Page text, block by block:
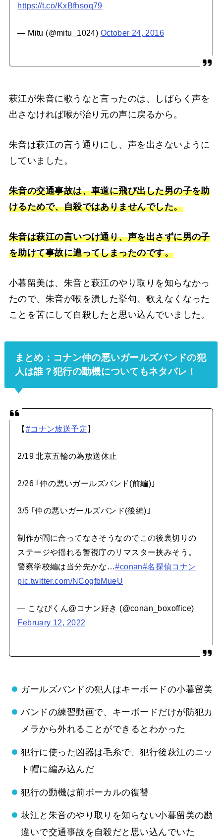
https://t.co/KxBfhsoq79
— Mitu (@mitu_1024) October 24, 2016
萩江が朱音に歌うなと言ったのは、しばらく声を
出さなければ喉が治り元の声に戻るから。
朱音は萩江の言う通りにし、声を出さないように
していました。
朱音の交通事故は、車道に飛び出した男の子を助
けるためで、自殺ではありませんでした。
朱音は萩江の言いつけ通り、声を出さずに男の子
を助けて事故に遭ってしまったのです。
小暮留美は、朱音と萩江のやり取りを知らなかっ
たので、朱音が喉を潰した挙句、歌えなくなった
ことを苦にして自殺したと思い込んでいました。
まとめ：コナン仲の悪いガールズバンドの犯
人は誰？犯行の動機についてもネタバレ！
【#コナン放送予定】
2/19 北京五輪の為放送休止
2/26 ｢仲の悪いガールズバンド(前編)｣
3/5 ｢仲の悪いガールズバンド(後編)｣
制作が間に合ってなさそうなのでこの後裏切りの
ステージや揺れる警視庁のリマスター挟みそう。
警察学校編は当分先かな…#conan#名探偵コナン
pic.twitter.com/NCogfbMueU
— こなぴくん@コナン好き (@conan_boxoffice)
February 12, 2022
ガールズバンドの犯人はキーボードの小暮留美
バンドの練習動画で、キーボードだけが防犯カ
メラから外れることができるとわかった
犯行に使った凶器は毛糸で、犯行後萩江のニッ
ト帽に編み込んだ
犯行の動機は前ボーカルの復讐
萩江と朱音のやり取りを知らない小暮留美の勘
違いで交通事故を自殺だと思い込んでいた